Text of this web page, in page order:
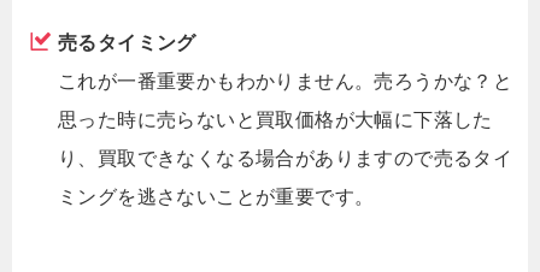
売るタイミング
これが一番重要かもわかりません。売ろうかな？と
思った時に売らないと買取価格が大幅に下落した
り、買取できなくなる場合がありますので売るタイ
ミングを逃さないことが重要です。